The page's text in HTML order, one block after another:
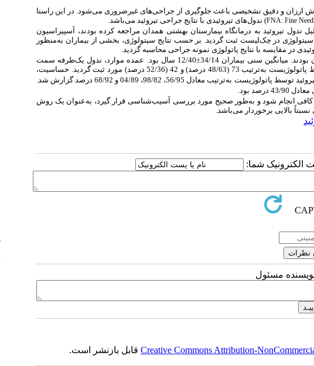
ارزان و دقیق تشخیصی باعث جلوگیری از جراحی‌های غیرضروری می‌شود. در این راستا
FNA: Fine) ندول‌های تیروئیدی با نتایج جراحی تیروئید می‌باشد.
که در سال 1396 به دلیل ندول تیروئید به درمانگاه بیمارستان بهشتی همدان مراجعه کرده بودند، آسپیراسیون
در چک‌لیست ثبت گردید. بر حسب نتایج سیتولوژی، بخشی از بیماران به‌منظور
در مقایسه با نتایج پاتولوژی نمونه جراحی محاسبه گردید.
±
12/40 سال بود. عمده موارد، ندول یک‌طرفه سمت
راست (1/46 درصد) بودند. تعداد موارد خوش‌خیم و غیرخوش‌خیم تشخیص‌داده‌شده توسط پاتولوژیست به‌ترتیب 73 (48/63 درصد) و 42 (52/36 درصد) مورد ثبت گردید. حساسیت،
تیروئید توسط پاتولوژیست به‌ترتیب معادل 56/95، 98/82، 04/89 و 68/92 درصد گزارش شد.
90 درصد بود.
انجام شود و به‌طور صحیح مورد بررسی آسیب‌شناسی قرار گیرد، به‌عنوان یک روش
بالایی برخوردار می‌باشد.
الکترونیک شما:
نویسنده مسئول
Creative Commons Attribution-قابل بازنشر است.